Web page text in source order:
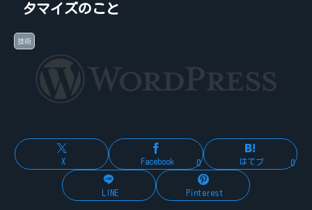
タマイズのこと
技術
X Facebook 0 はてブ 0
LINE Pinterest